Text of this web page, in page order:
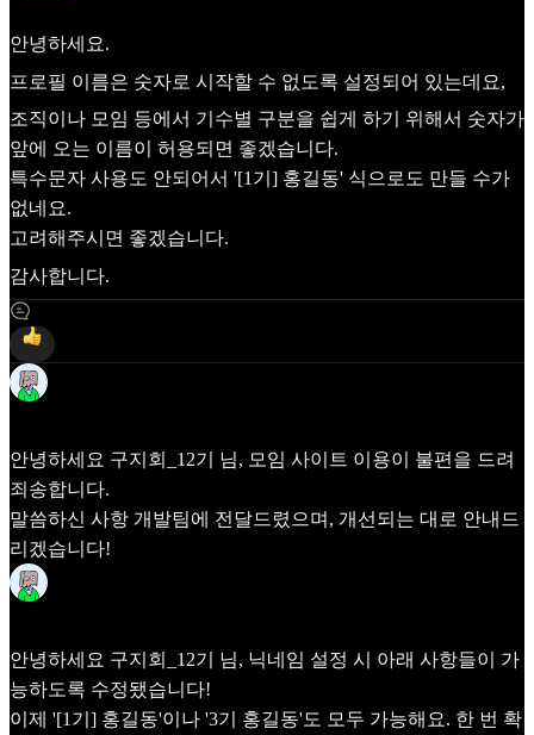
안녕하세요.
프로필 이름은 숫자로 시작할 수 없도록 설정되어 있는데요,
조직이나 모임 등에서 기수별 구분을 쉽게 하기 위해서 숫자가
앞에 오는 이름이 허용되면 좋겠습니다.
특수문자 사용도 안되어서 '[1기] 홍길동' 식으로도 만들 수가
없네요.
고려해주시면 좋겠습니다.
감사합니다.
안녕하세요 구지회_12기
님, 모임 사이트 이용이 불편을 드려
죄송합니다.
말씀하신 사항 개발팀에 전달드렸으며, 개선되는 대로 안내드
리겠습니다!
안녕하세요 구지회_12기
님, 닉네임 설정 시 아래 사항들이 가
능하도록 수정됐습니다!
이제 '[1기] 홍길동'이나 '3기 홍길동'도 모두 가능해요. 한 번 확